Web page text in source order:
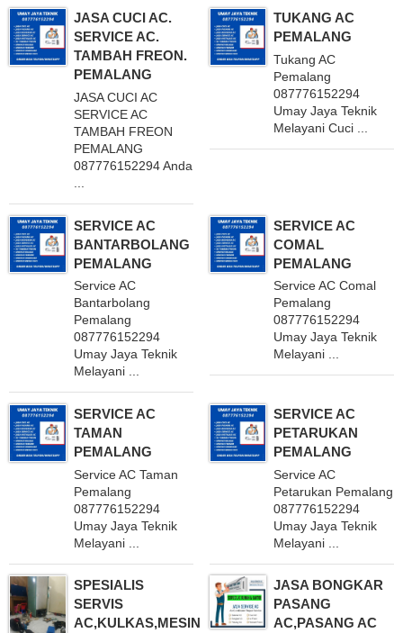
JASA CUCI AC.
SERVICE AC.
TAMBAH FREON.
PEMALANG
JASA CUCI AC
SERVICE AC
TAMBAH FREON
PEMALANG
087776152294 Anda
TUKANG AC
PEMALANG
Tukang AC
Pemalang
087776152294
Umay Jaya Teknik
Melayani Cuci ...
SERVICE AC
BANTARBOLANG
PEMALANG
Service AC
Bantarbolang
Pemalang
087776152294
Umay Jaya Teknik
Melayani ...
SERVICE AC
COMAL
PEMALANG
Service AC Comal
Pemalang
087776152294
Umay Jaya Teknik
Melayani ...
SERVICE AC
TAMAN
PEMALANG
Service AC Taman
Pemalang
087776152294
Umay Jaya Teknik
Melayani ...
SERVICE AC
PETARUKAN
PEMALANG
Service AC
Petarukan Pemalang
087776152294
Umay Jaya Teknik
Melayani ...
SPESIALIS
SERVIS
AC,KULKAS,MESIN
JASA BONGKAR
PASANG
AC,PASANG AC